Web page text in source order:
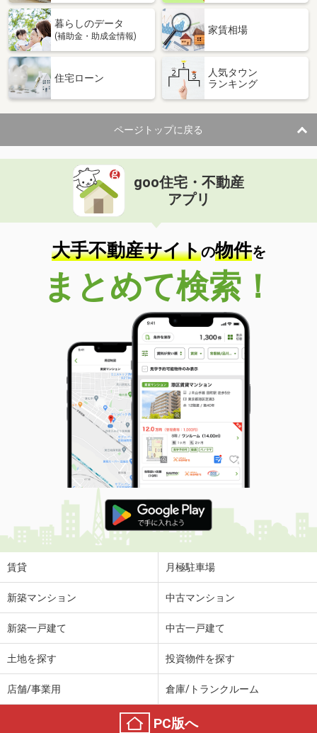
専有面積 52.17m²
間取り
埼玉県越谷市大字大林
住 所
埼玉県越谷市大字大林
専有面積 22.35m²
間取り
1K
埼玉県八潮市大字垳
価 格
住 所
埼玉県八潮市大字垳
専有面積 45.43m²
間取り
1LDK
埼玉県白岡市千駄野
価 格
5.50万円
埼玉県白岡市千駄野
18.84m²
間取り
ワンルーム
埼玉県さいたま市南区辻４丁目
価 格
4.60万円
住 所
埼玉県さいたま市南区辻４丁目
専有面積 16.74m²
間取り
1K
埼玉県草加市谷塚１丁目
価 格
5.50万円
住 所
埼玉県草加市谷塚１丁目
専有面積
ワンルーム
埼玉県川口市赤井１丁目
5.90万円
埼玉県川口市長蔵３丁目
暮らしのデータ
(補助金・助成金情報)
家賃相場
住宅ローン
人気タウン
ランキング
ページトップに戻る
goo住宅・不動産
アプリ
大手不動産サイトの物件を
まとめて検索！
賃貸 月極駐車場
新築マンション 中古マンション
新築一戸建て 中古一戸建て
土地を探す 投資物件を探す
店舗/事業用 倉庫/トランクルーム
PC版へ